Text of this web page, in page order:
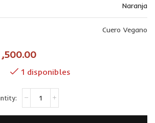
Naranja
Cuero Vegano
,500.00
1 disponibles